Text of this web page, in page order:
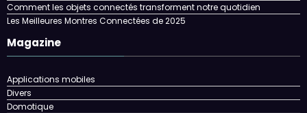
Comment les objets connectés transforment notre quotidien
Les Meilleures Montres Connectées de 2025
Magazine
Applications mobiles
Divers
Domotique